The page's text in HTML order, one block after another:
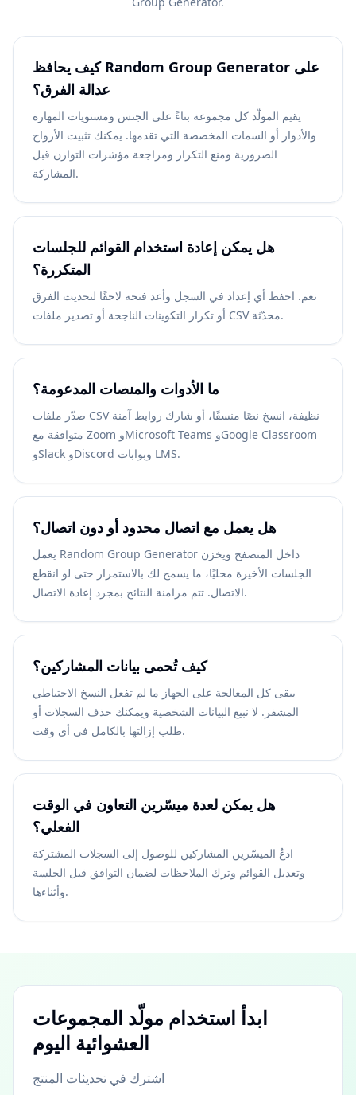
كيف يحافظ Random Group Generator على
عدالة الفرق؟
يقيم المولّد كل مجموعة بناءً على الجنس ومستويات المهارة
والأدوار أو السمات المخصصة التي تقدمها. يمكنك تثبيت الأزواج
الضرورية ومنع التكرار ومراجعة مؤشرات التوازن قبل
المشاركة.
هل يمكن إعادة استخدام القوائم للجلسات
المتكررة؟
نعم. احفظ أي إعداد في السجل وأعد فتحه لاحقًا لتحديث الفرق
أو تكرار التكوينات الناجحة أو تصدير ملفات CSV محدّثة.
ما الأدوات والمنصات المدعومة؟
صدّر ملفات CSV نظيفة، انسخ نصًا منسقًا، أو شارك روابط آمنة
متوافقة مع Zoom وMicrosoft Teams وGoogle Classroom
وSlack وDiscord وبوابات LMS.
هل يعمل مع اتصال محدود أو دون اتصال؟
يعمل Random Group Generator داخل المتصفح ويخزن
الجلسات الأخيرة محليًا، ما يسمح لك بالاستمرار حتى لو انقطع
الاتصال. تتم مزامنة النتائج بمجرد إعادة الاتصال.
كيف تُحمى بيانات المشاركين؟
يبقى كل المعالجة على الجهاز ما لم تفعل النسخ الاحتياطي
المشفر. لا نبيع البيانات الشخصية ويمكنك حذف السجلات أو
طلب إزالتها بالكامل في أي وقت.
هل يمكن لعدة ميسّرين التعاون في الوقت
الفعلي؟
ادعُ الميسّرين المشاركين للوصول إلى السجلات المشتركة
وتعديل القوائم وترك الملاحظات لضمان التوافق قبل الجلسة
وأثناءها.
ابدأ استخدام مولّد المجموعات
العشوائية اليوم
اشترك في تحديثات المنتج